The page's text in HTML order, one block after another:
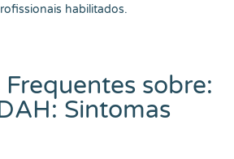
habilitados.
sobre:
Sintomas